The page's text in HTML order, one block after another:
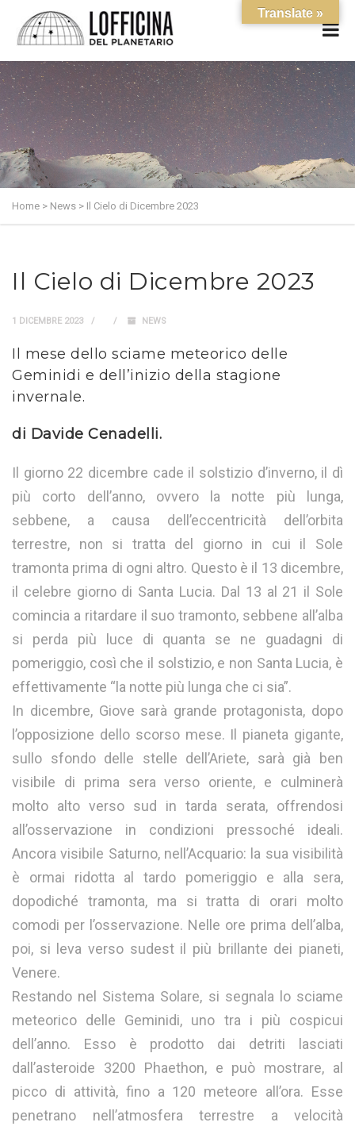
Home > News > Il Cielo di Dicembre 2023
Il Cielo di Dicembre 2023
1 DICEMBRE 2023 NEWS
Il mese dello sciame meteorico delle
Geminidi e dell’inizio della stagione
invernale.
di Davide Cenadelli.
Il giorno 22 dicembre cade il solstizio d’inverno, il dì
più corto dell’anno, ovvero la notte più lunga,
sebbene, a causa dell’eccentricità dell’orbita
terrestre, non si tratta del giorno in cui il Sole
tramonta prima di ogni altro. Questo è il 13 dicembre,
il celebre giorno di Santa Lucia. Dal 13 al 21 il Sole
comincia a ritardare il suo tramonto, sebbene all’alba
si perda più luce di quanta se ne guadagni di
pomeriggio, così che il solstizio, e non Santa Lucia, è
effettivamente “la notte più lunga che ci sia”.
In dicembre, Giove sarà grande protagonista, dopo
l’opposizione dello scorso mese. Il pianeta gigante,
sullo sfondo delle stelle dell’Ariete, sarà già ben
visibile di prima sera verso oriente, e culminerà
molto alto verso sud in tarda serata, offrendosi
all’osservazione in condizioni pressoché ideali.
Ancora visibile Saturno, nell’Acquario: la sua visibilità
è ormai ridotta al tardo pomeriggio e alla sera,
dopodiché tramonta, ma si tratta di orari molto
comodi per l’osservazione. Nelle ore prima dell’alba,
poi, si leva verso sudest il più brillante dei pianeti,
Venere.
Restando nel Sistema Solare, si segnala lo sciame
meteorico delle Geminidi, uno tra i più cospicui
dell’anno. Esso è prodotto dai detriti lasciati
dall’asteroide 3200 Phaethon, e può mostrare, al
picco di attività, fino a 120 meteore all’ora. Esse
penetrano nell’atmosfera terrestre a velocità
Translate »